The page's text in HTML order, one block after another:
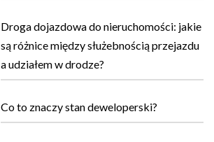
Droga dojazdowa do nieruchomości: jakie
są różnice między służebnością przejazdu
a udziałem w drodze?
Co to znaczy stan deweloperski?